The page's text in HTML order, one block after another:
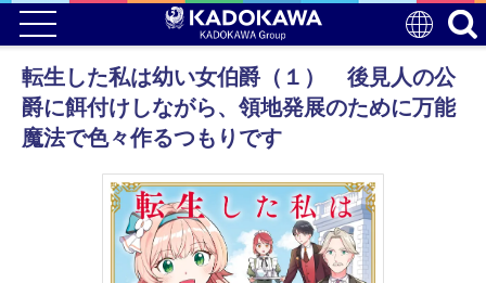
転生した私は幼い女伯爵（１） 後見人の公
爵に餌付けしながら、領地発展のために万能
魔法で色々作るつもりです